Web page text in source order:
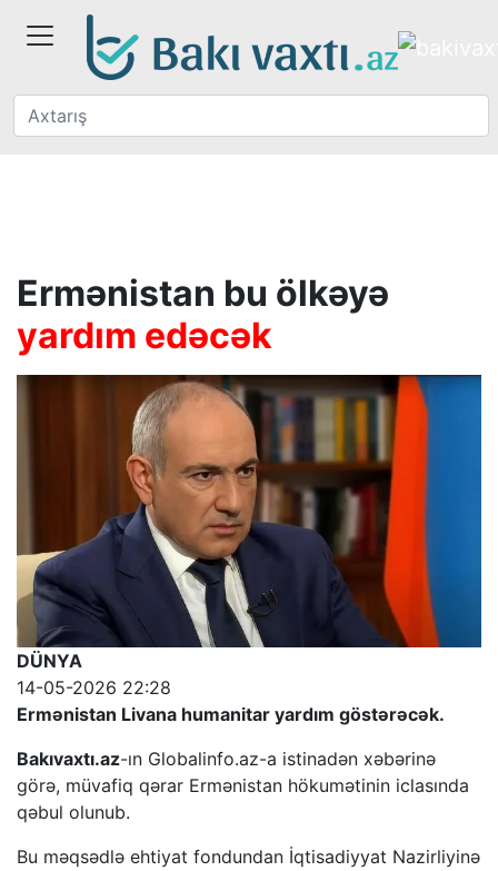
Ermənistan bu ölkəyə
yardım edəcək
DÜNYA
14-05-2026 22:28
Ermənistan Livana humanitar yardım göstərəcək.
Bakıvaxtı.az-ın Globalinfo.az-a istinadən xəbərinə
görə, müvafiq qərar Ermənistan hökumətinin iclasında
qəbul olunub.
Bu məqsədlə ehtiyat fondundan İqtisadiyyat Nazirliyinə